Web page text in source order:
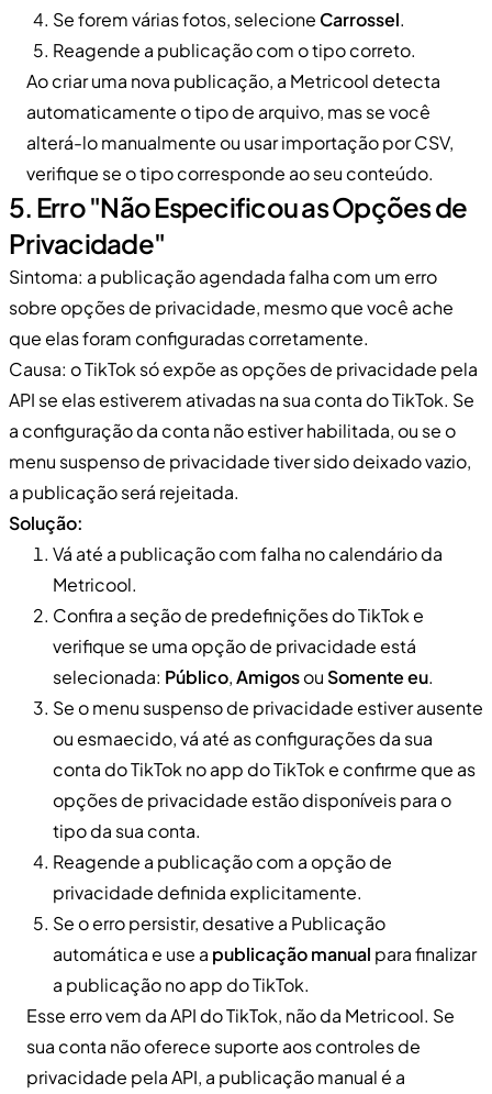
Se forem várias fotos, selecione Carrossel.
Reagende a publicação com o tipo correto.
Ao criar uma nova publicação, a Metricool detecta
automaticamente o tipo de arquivo, mas se você
alterá-lo manualmente ou usar importação por CSV,
verifique se o tipo corresponde ao seu conteúdo.
5. Erro "Não Especificou as Opções de
Privacidade"
Sintoma: a publicação agendada falha com um erro
sobre opções de privacidade, mesmo que você ache
que elas foram configuradas corretamente.
Causa: o TikTok só expõe as opções de privacidade pela
API se elas estiverem ativadas na sua conta do TikTok. Se
a configuração da conta não estiver habilitada, ou se o
menu suspenso de privacidade tiver sido deixado vazio,
a publicação será rejeitada.
Solução:
Vá até a publicação com falha no calendário da
Metricool.
Confira a seção de predefinições do TikTok e
verifique se uma opção de privacidade está
selecionada: Público,Amigosou Somente eu.
Se o menu suspenso de privacidade estiver ausente
ou esmaecido, vá até as configurações da sua
conta do TikTok no app do TikTok e confirme que as
opções de privacidade estão disponíveis para o
tipo da sua conta.
Reagende a publicação com a opção de
privacidade definida explicitamente.
Se o erro persistir, desative a Publicação
automática e use a publicação manual para finalizar
a publicação no app do TikTok.
Esse erro vem da API do TikTok, não da Metricool. Se
sua conta não oferece suporte aos controles de
privacidade pela API, a publicação manual é a